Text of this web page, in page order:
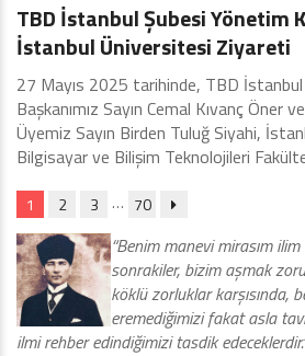
TBD İstanbul Şubesi Yönetim
İstanbul Üniversitesi Ziyareti
27 Mayıs 2025 tarihinde, TBD
Başkanımız Sayın Cemal Kıvanç Öner
Üyemiz Sayın Birden Tuluğ Siyahi,
Bilgisayar ve Bilişim Teknolojileri
1 2 3 … 70
“Benim manevi mirasım ilim
sonrakiler, bizim aşmak
köklü zorluklar karşısında,
eremediğimizi fakat asla
ilmi rehber edindiğimizi tasdik